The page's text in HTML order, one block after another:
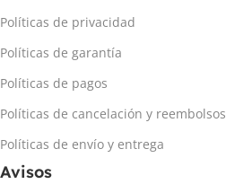
Políticas de privacidad
Políticas de garantía
Políticas de pagos
Políticas de cancelación y reembolsos
Políticas de envío y entrega
Avisos